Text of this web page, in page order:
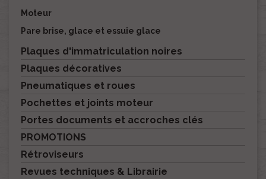
Moteur
Pare brise, glace et essuie glace
Plaques d'immatriculation noires
Plaques décoratives
Pneumatiques et roues
Pochettes et joints moteur
Portes documents et accroches clés
PROMOTIONS
Rétroviseurs
Revues techniques & Librairie